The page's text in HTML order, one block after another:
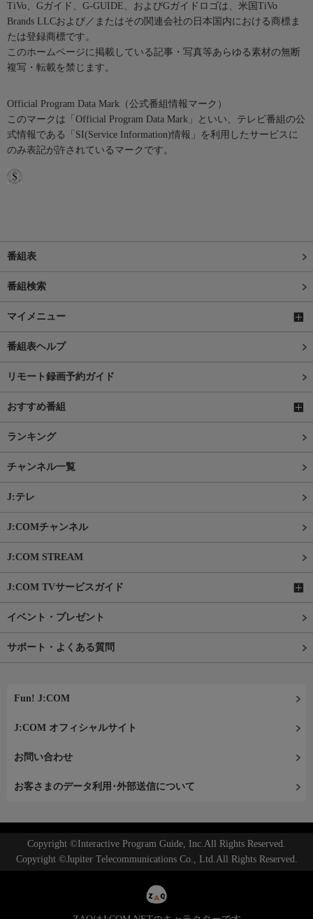
TiVo、Gガイド、G-GUIDE、およびGガイドロゴは、米国TiVo
Brands LLCおよび／またはその関連会社の日本国内における商標ま
たは登録商標です。
このホームページに掲載している記事・写真等あらゆる素材の無断
複写・転載を禁じます。
Official Program Data Mark（公式番組情報マーク）
このマークは「Official Program Data Mark」といい、テレビ番組の公
式情報である「SI(Service Information)情報」を利用したサービスに
のみ表記が許されているマークです。
番組表
番組検索
マイメニュー
番組表ヘルプ
リモート録画予約ガイド
おすすめ番組
ランキング
チャンネル一覧
J:テレ
J:COMチャンネル
J:COM STREAM
J:COM TVサービスガイド
イベント・プレゼント
サポート・よくある質問
Fun! J:COM
J:COM オフィシャルサイト
お問い合わせ
お客さまのデータ利用･外部送信について
Copyright ©Interactive Program Guide, Inc.All Rights Reserved.
Copyright ©Jupiter Telecommunications Co., Ltd.All Rights Reserved.